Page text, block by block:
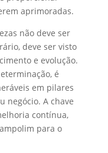
aprimoradas.
não deve ser
deve ser visto
e evolução.
é
em pilares
negócio. A chave
contínua,
para o